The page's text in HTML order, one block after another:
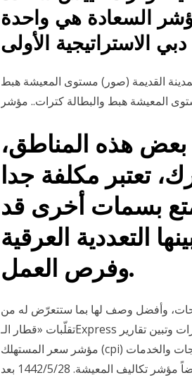
السعادة هي واحدة
الاستراتيجية الأولى
القديمة (صور) مستوى المعيشة هبط
مؤشر تكلفة المعيشة: 73.37 بعض هذه المناطق،
تعتبر مكلفة جدا
بسمات أخرى قد
التعددية العرقية
وفرص العمل.
والاصلاحات، وأفضل وصف لها بما ستتعرّض له من
تقلّبات «قطار الـExpress السريع» الذي تتغيّر المناظر منه بسرعة تغيّر الاحصاءات والمؤشرات وتبين تقارير
مؤشر سعر المستهلك (cpi) التغير في المؤشر الذي يقيس مجموع سعر سلعة محددة من المنتجات والخدمات
التي يشتريها الجمهور عادة. ويسمى مؤشر سعر المستهلك أيضاً مؤشر تكاليف المعيشة. 28‏‏/5‏‏/1442 بعد